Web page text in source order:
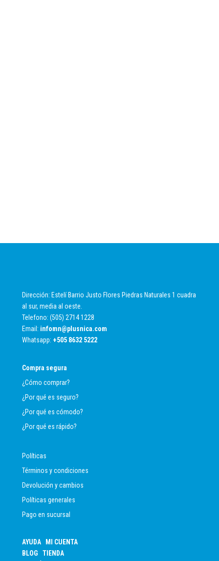
Dirección: Estelí Barrio Justo Flores Piedras Naturales 1 cuadra
al sur, media al oeste.
Telefono: (505) 2714 1228
Email: infomn@plusnica.com
Whatsapp: +505 8632 5222
Compra segura
¿Cómo comprar?
¿Por qué es seguro?
¿Por qué es cómodo?
¿Por qué es rápido?
Políticas
Términos y condiciones
Devolución y cambios
Políticas generales
Pago en sucursal
AYUDA
MI CUENTA
BLOG
TIENDA